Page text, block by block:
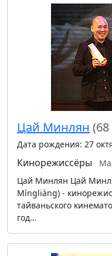
Цай Минлян
Дата рождения: 27
Кинорежиссёры
Цай Минлян Цай
Míngliàng) -
тайваньского
год…